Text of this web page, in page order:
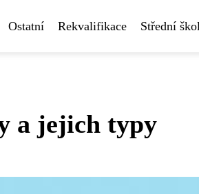
Ostatní Rekvalifikace Střední
a jejich typy